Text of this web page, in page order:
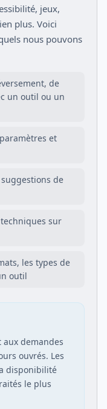
jeux,
plus. Voici
nous pouvons
de
un outil ou un
et
de
sur
les types de
outil
demandes
ouvrés. Les
disponibilité
le plus